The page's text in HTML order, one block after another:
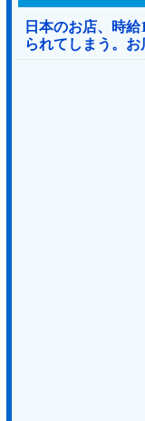
日本のお店、時
られてしまう。お